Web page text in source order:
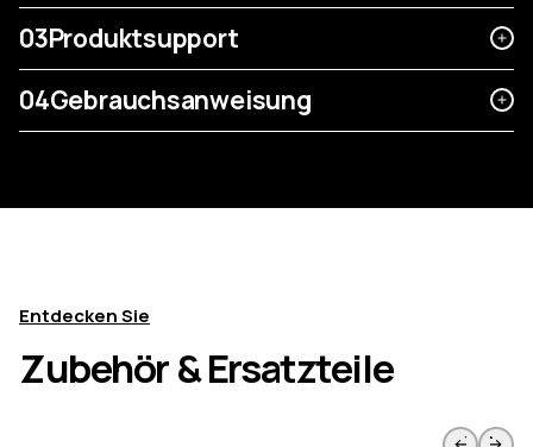
03Produktsupport
04Gebrauchsanweisung
Entdecken Sie
Zubehör & Ersatzteile